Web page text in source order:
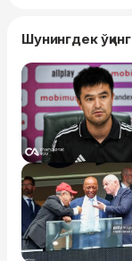
Шунингдек ўқинг